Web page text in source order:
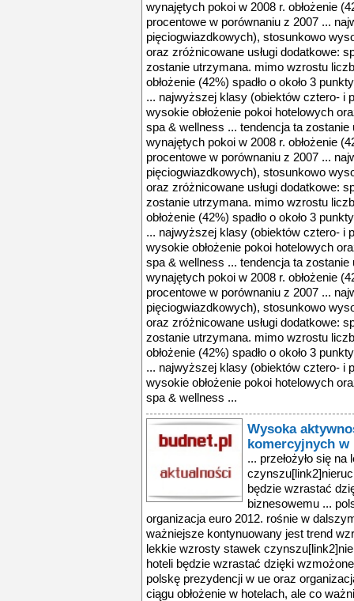
wynajętych pokoi w 2008 r. obłożenie
procentowe w porównaniu z 2007 ...
pięciogwiazdkowych), stosunkowo
oraz zróżnicowane usługi dodatkowe:
zostanie utrzymana. mimo wzrostu
obłożenie (42%) spadło o około 3
... najwyższej klasy (obiektów cztero- i
wysokie obłożenie pokoi hotelowych
spa & wellness ... tendencja ta
wynajętych pokoi w 2008 r. obłożenie
procentowe w porównaniu z 2007 ...
pięciogwiazdkowych), stosunkowo
oraz zróżnicowane usługi dodatkowe:
zostanie utrzymana. mimo wzrostu
obłożenie (42%) spadło o około 3
... najwyższej klasy (obiektów cztero- i
wysokie obłożenie pokoi hotelowych
spa & wellness ... tendencja ta
wynajętych pokoi w 2008 r. obłożenie
procentowe w porównaniu z 2007 ...
pięciogwiazdkowych), stosunkowo
oraz zróżnicowane usługi dodatkowe:
zostanie utrzymana. mimo wzrostu
obłożenie (42%) spadło o około 3
... najwyższej klasy (obiektów cztero- i
wysokie obłożenie pokoi hotelowych
spa & wellness ...
Wysoka
komercyjnych w
... przełożyło się
będzie wzrastać
biznesowemu ...
organizacja euro 2012. rośnie w
ważniejsze kontynuowany jest trend
lekkie wzrosty stawek
hoteli będzie wzrastać dzięki
polskę prezydencji w ue oraz
ciągu obłożenie w hotelach, ale co